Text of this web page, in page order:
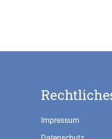
Impressum